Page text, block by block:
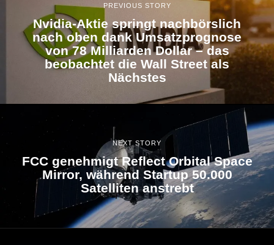
PREVIOUS STORY
Nvidia-Aktie springt nachbörslich
nach oben dank Umsatzprognose
von 78 Milliarden Dollar – das
beobachtet die Wall Street als
Nächstes
NEXT STORY
FCC genehmigt Reflect Orbital Space
Mirror, während Startup 50.000
Satelliten anstrebt